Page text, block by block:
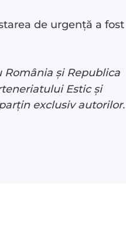
de urgență a fost
și Republica
Estic și
exclusiv autorilor.